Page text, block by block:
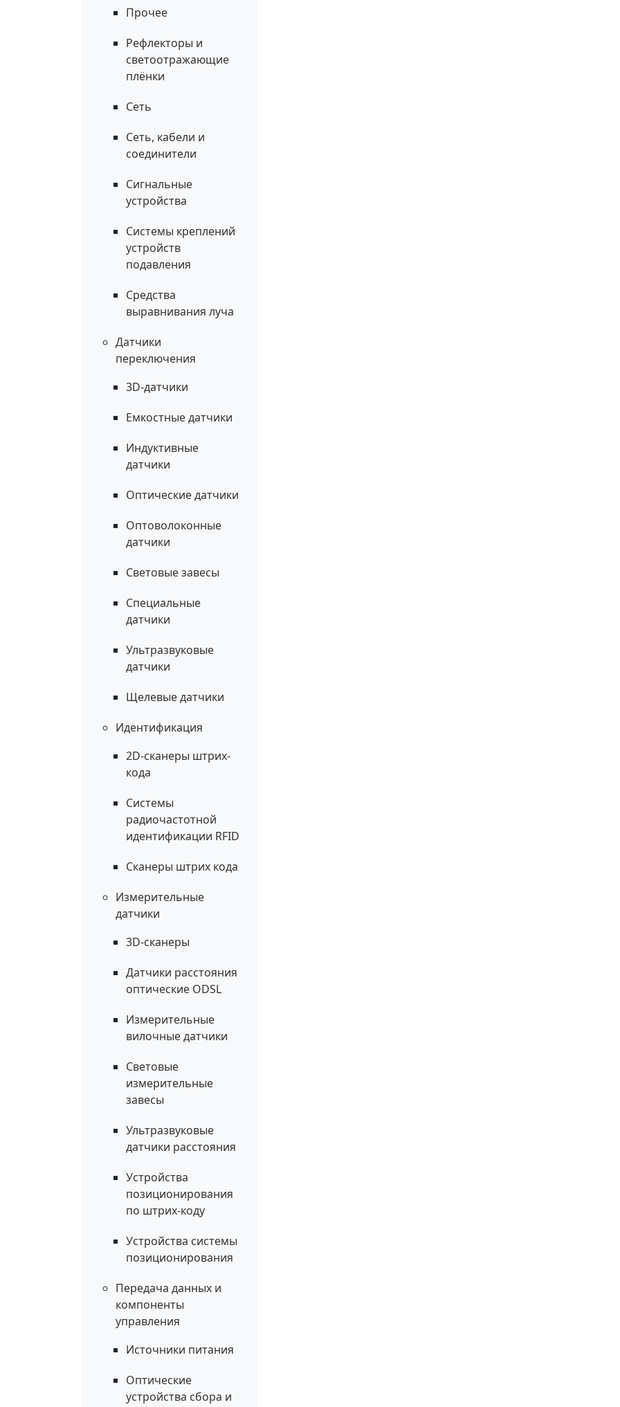
Прочее
Рефлекторы и
светоотражающие
плёнки
Сеть
Сеть, кабели и
соединители
Сигнальные
устройства
Системы креплений
устройств
подавления
Средства
выравнивания луча
Датчики
переключения
3D-датчики
Емкостные датчики
Индуктивные
датчики
Оптические датчики
Оптоволоконные
датчики
Световые завесы
Специальные
датчики
Ультразвуковые
датчики
Щелевые датчики
Идентификация
2D-сканеры штрих-
кода
Системы
радиочастотной
идентификации RFID
Сканеры штрих кода
Измерительные
датчики
3D-сканеры
Датчики расстояния
оптические ODSL
Измерительные
вилочные датчики
Световые
измерительные
завесы
Ультразвуковые
датчики расстояния
Устройства
позиционирования
по штрих-коду
Устройства системы
позиционирования
Передача данных и
компоненты
управления
Источники питания
Оптические
устройства сбора и